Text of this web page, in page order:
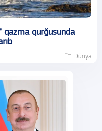
qazma qurğusunda
Dünya